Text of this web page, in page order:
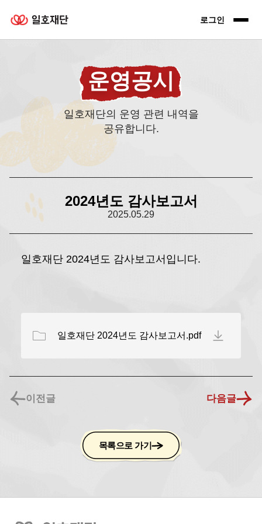
일호재단 로고 로그인 전
로그인
운영공시
일호재단의 운영 관련 내역을
공유합니다.
2024년도 감사보고서
2025.05.29
일호재단 2024년도 감사보고서입니다.
일호재단 2024년도 감사보고서.pdf
이전글 다음글
목록으로 가기